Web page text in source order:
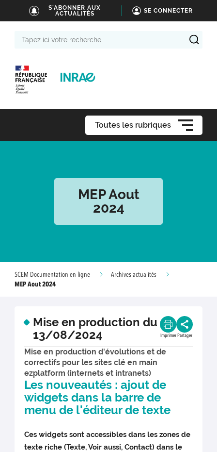
S'ABONNER AUX
ACTUALITÉS
SE CONNECTER
Toutes les rubriques
MEP Aout
2024
SCEM Documentation en ligne
Archives actualités
MEP Aout 2024
Mise en production du
13/08/2024
Imprimer Partager
Mise en production d'évolutions et de
correctifs pour les sites clé en main
ezplatform (internets et intranets)
Les nouveautés : ajout de
widgets dans la barre de
menu de l'éditeur de texte
Ces widgets sont accessibles dans les zones de
texte riche (Texte, Voir aussi, Contact) dans le